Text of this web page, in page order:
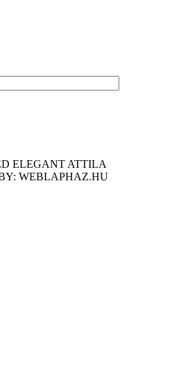
ELEGANT ATTILA
WEBLAPHAZ.HU